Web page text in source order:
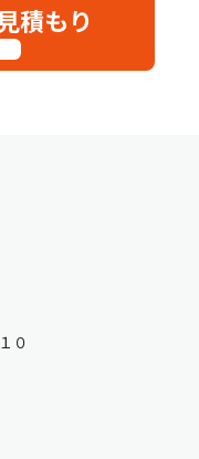
積もり
０